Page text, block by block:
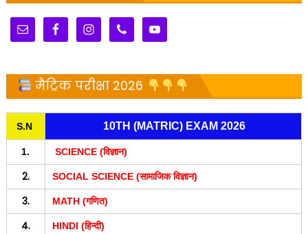
मैट्रिक परीक्षा 2026
S.N 10TH (MATRIC) EXAM 2026
1. SCIENCE (विज्ञान)
2. SOCIAL SCIENCE (सामाजिक विज्ञान)
3. MATH (गणित)
4. HINDI (हिन्दी)